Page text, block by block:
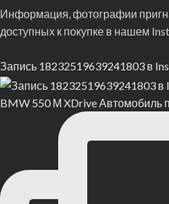
Информация, фотографии
доступных к покупке в нашем
Запись 18232519639241803 в
BMW 550 М XDrive Автомобиль